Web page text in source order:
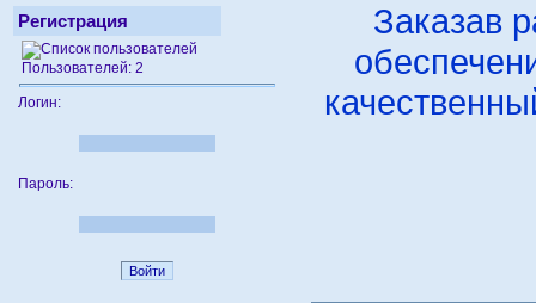
Регистрация
Пользователей: 2
Логин:
Пароль:
Заказав